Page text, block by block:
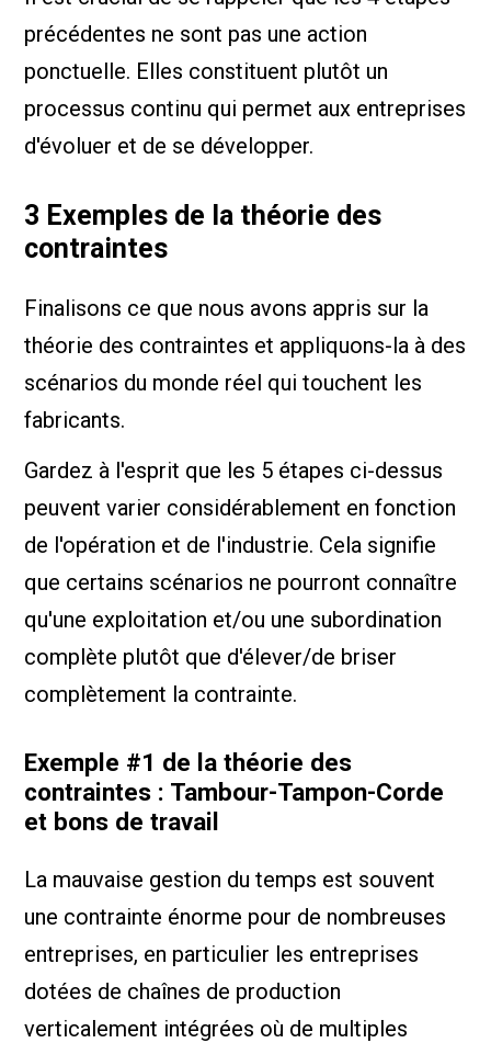
précédentes ne sont pas une action
ponctuelle. Elles constituent plutôt un
processus continu qui permet aux entreprises
d'évoluer et de se développer.
3 Exemples de la théorie des
contraintes
Finalisons ce que nous avons appris sur la
théorie des contraintes et appliquons-la à des
scénarios du monde réel qui touchent les
fabricants.
Gardez à l'esprit que les 5 étapes ci-dessus
peuvent varier considérablement en fonction
de l'opération et de l'industrie. Cela signifie
que certains scénarios ne pourront connaître
qu'une exploitation et/ou une subordination
complète plutôt que d'élever/de briser
complètement la contrainte.
Exemple #1 de la théorie des
contraintes : Tambour-Tampon-Corde
et bons de travail
La mauvaise gestion du temps est souvent
une contrainte énorme pour de nombreuses
entreprises, en particulier les entreprises
dotées de chaînes de production
verticalement intégrées où de multiples